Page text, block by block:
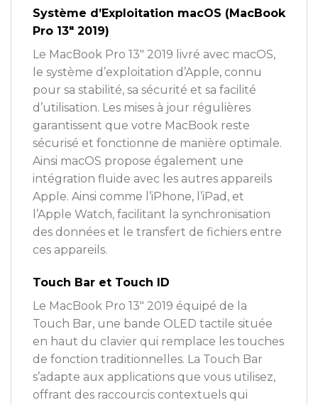
Système d’Exploitation macOS (MacBook
Pro 13″ 2019)
Le MacBook Pro 13″ 2019 livré avec macOS,
le système d’exploitation d’Apple, connu
pour sa stabilité, sa sécurité et sa facilité
d’utilisation. Les mises à jour régulières
garantissent que votre MacBook reste
sécurisé et fonctionne de manière optimale.
Ainsi macOS propose également une
intégration fluide avec les autres appareils
Apple. Ainsi comme l’iPhone, l’iPad, et
l’Apple Watch, facilitant la synchronisation
des données et le transfert de fichiers entre
ces appareils.
Touch Bar et Touch ID
Le MacBook Pro 13″ 2019 équipé de la
Touch Bar, une bande OLED tactile située
en haut du clavier qui remplace les touches
de fonction traditionnelles. La Touch Bar
s’adapte aux applications que vous utilisez,
offrant des raccourcis contextuels qui